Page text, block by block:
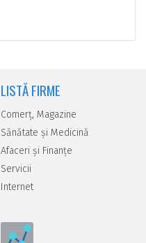
LISTĂ FIRME
Comerţ, Magazine
Sănătate şi Medicină
Afaceri şi Finanţe
Servicii
Internet